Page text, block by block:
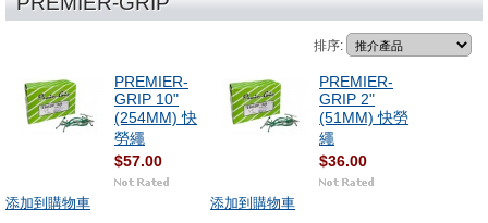
排序:
PREMIER-
GRIP 10"
(254MM) 快
勞繩
$57.00
添加到購物車
PREMIER-
GRIP 2"
(51MM) 快勞
繩
$36.00
添加到購物車